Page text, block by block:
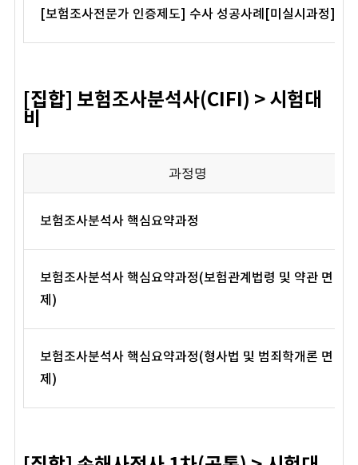
[보험조사전문가 인증제도] 수사 성공사례[미실시과정]
[집합] 보험조사분석사(CIFI) > 시험대
비
과정명
보험조사분석사 핵심요약과정
보험조사분석사 핵심요약과정(보험관계법령 및 약관 면
제)
보험조사분석사 핵심요약과정(형사법 및 범죄학개론 면
제)